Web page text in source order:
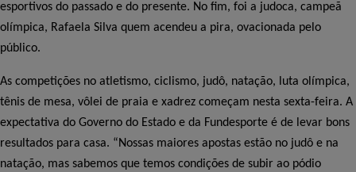
esportivos do passado e do presente. No fim, foi a judoca, campeã
olímpica, Rafaela Silva quem acendeu a pira, ovacionada pelo
público.
As competições no atletismo, ciclismo, judô, natação, luta olímpica,
tênis de mesa, vôlei de praia e xadrez começam nesta sexta-feira. A
expectativa do Governo do Estado e da Fundesporte é de levar bons
resultados para casa. “Nossas maiores apostas estão no judô e na
natação, mas sabemos que temos condições de subir ao pódio